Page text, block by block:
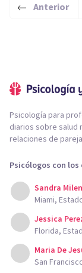
Anterior
Psicología para
diarios sobre salud
relaciones de
Psicólogos con
Sandra
Miami,
Jessica
Florida,
Maria De
San